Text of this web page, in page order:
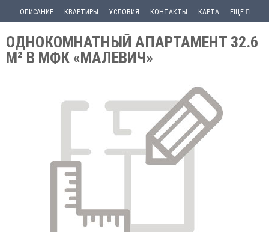
ОПИСАНИЕ КВАРТИРЫ УСЛОВИЯ КОНТАКТЫ КАРТА ЕЩЕ
ОДНОКОМНАТНЫЙ АПАРТАМЕНТ 32.6
М² В МФК «МАЛЕВИЧ»